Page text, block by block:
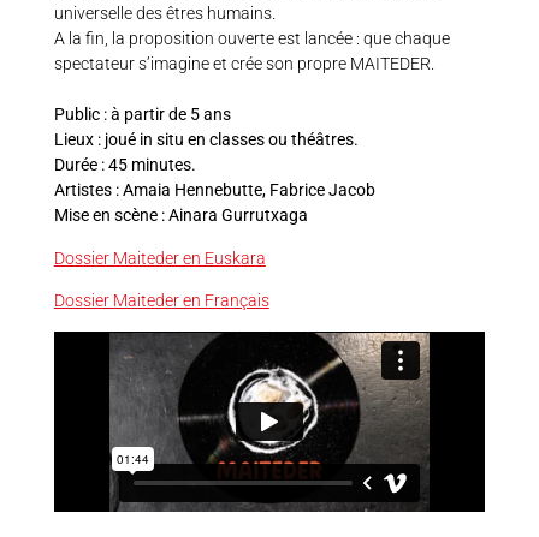
universelle des êtres humains.
A la fin, la proposition ouverte est lancée : que chaque
spectateur s’imagine et crée son propre MAITEDER.
Public : à partir de 5 ans
Lieux : joué in situ en classes ou théâtres.
Durée : 45 minutes.
Artistes : Amaia Hennebutte, Fabrice Jacob
Mise en scène : Ainara Gurrutxaga
Dossier Maiteder en Euskara
Dossier Maiteder en Français